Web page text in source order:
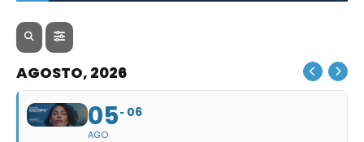
AGOSTO, 2026
05
AGO
06